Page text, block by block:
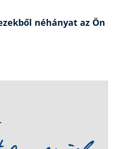
néhányat az Ön